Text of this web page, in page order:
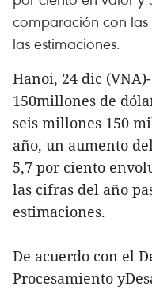
comparación con
las estimaciones.
Hanoi, 24 dic
150millones de
seis millones 150
año, un aumento
5,7 por ciento
las cifras del año
estimaciones.
De acuerdo con el
Procesamiento